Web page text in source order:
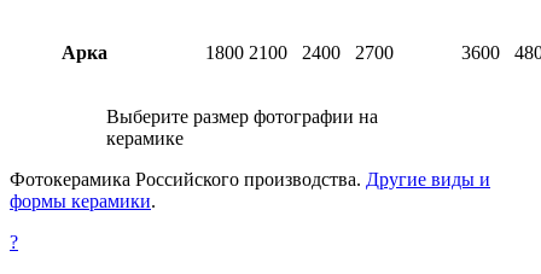
Арка 1800 2100 2400 2700 3600
Выберите размер фотографии на
керамике
Фотокерамика Российского производства. Другие виды и
формы керамики.
?